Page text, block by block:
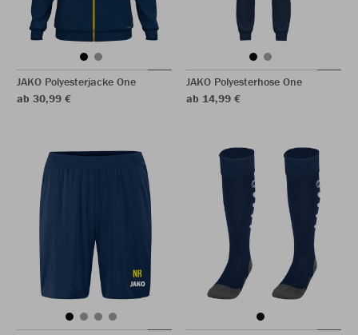
JAKO Polyesterjacke One
ab 30,99 €
JAKO Polyesterhose One
ab 14,99 €